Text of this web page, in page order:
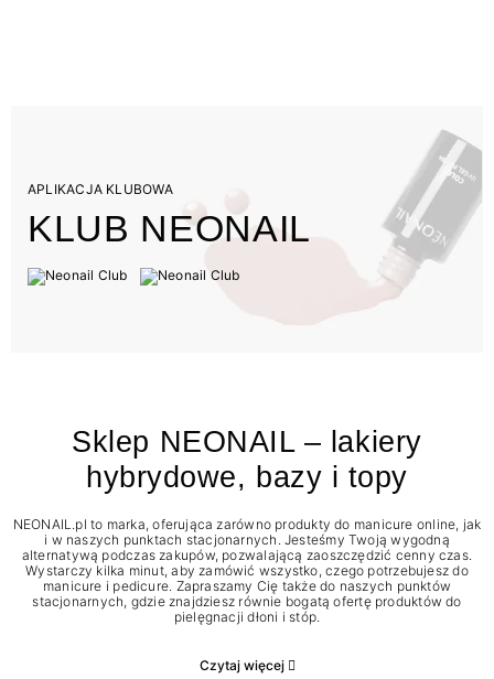
APLIKACJA KLUBOWA
KLUB NEONAIL
Sklep NEONAIL – lakiery
hybrydowe, bazy i topy
NEONAIL.pl to marka, oferująca zarówno produkty do manicure online, jak
i w naszych punktach stacjonarnych. Jesteśmy Twoją wygodną
alternatywą podczas zakupów, pozwalającą zaoszczędzić cenny czas.
Wystarczy kilka minut, aby zamówić wszystko, czego potrzebujesz do
manicure i pedicure. Zapraszamy Cię także do naszych punktów
stacjonarnych, gdzie znajdziesz równie bogatą ofertę produktów do
pielęgnacji dłoni i stóp.
Czytaj więcej